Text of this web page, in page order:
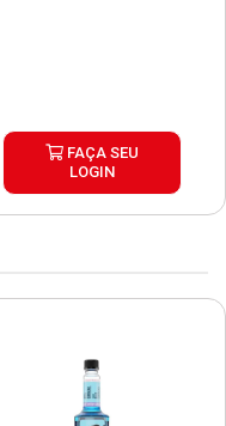
FAÇA SEU
LOGIN